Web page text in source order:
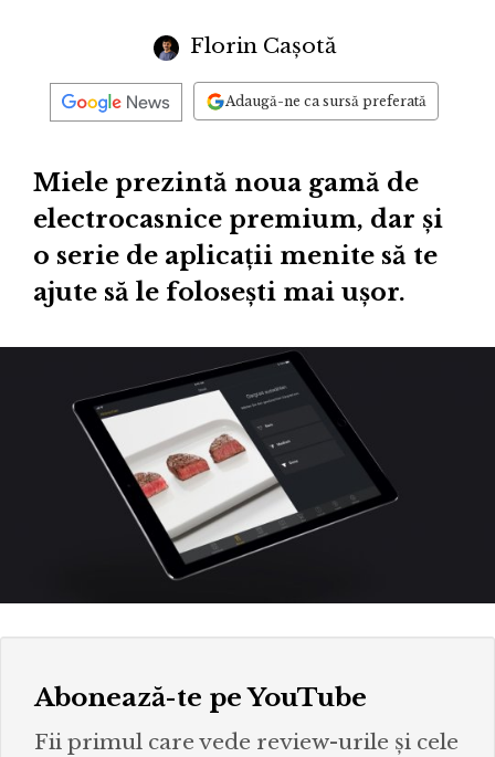
Florin Cașotă
Adaugă-ne ca sursă preferată
Miele prezintă noua gamă de
electrocasnice premium, dar și
o serie de aplicații menite să te
ajute să le folosești mai ușor.
Abonează-te pe YouTube
Fii primul care vede review-urile și cele